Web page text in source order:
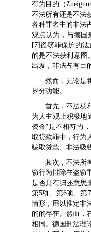
有为目的（
不法所有还是不法
各种罪名中的非法
观点认为，与德国
[7]盗窃罪保护的
的是不法获利意图
出发，非法占有目
然而，无论是
界分功能。
首先，不法获
为人主观上积极地
资金”是不相符的
取贷款罪中，行为
骗取贷款、非法吸
其次，不法所
窃行为排除在盗窃
是否具有归还意思
第5项、第6项、第
情形，用以推定非
的的存在。然而，
相同。德国刑法理